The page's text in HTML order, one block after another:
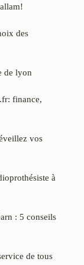
des
de lyon
finance,
vos
à
: 5 conseils
de tous